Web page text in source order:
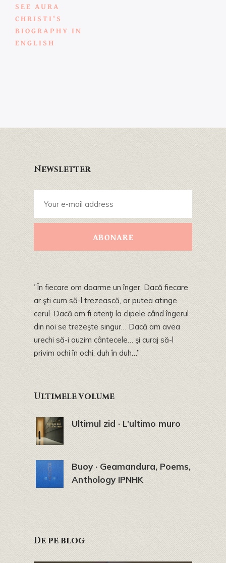
SEE AURA
CHRISTI'S
BIOGRAPHY IN
ENGLISH
Newsletter
ABONARE
”În fiecare om doarme un înger. Dacă fiecare
ar şti cum să-l trezească, ar putea atinge
cerul. Dacă am fi atenţi la clipele când îngerul
din noi se trezeşte singur… Dacă am avea
urechi să-i auzim cântecele… şi curaj să-l
privim ochi în ochi, duh în duh…”
Ultimele volume
Ultimul zid · L’ultimo muro
Buoy · Geamandura, Poems,
Anthology IPNHK
De pe blog